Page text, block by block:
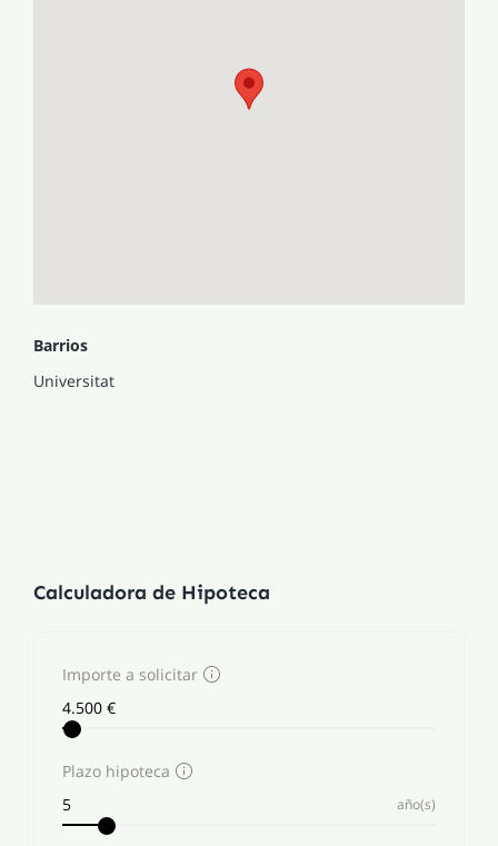
Barrios
Universitat
Calculadora de Hipoteca
Importe a solicitar
Plazo hipoteca
año(s)